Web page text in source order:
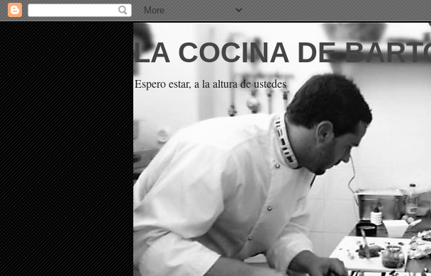
LA COCINA DE
Espero estar, a la altura de ustedes